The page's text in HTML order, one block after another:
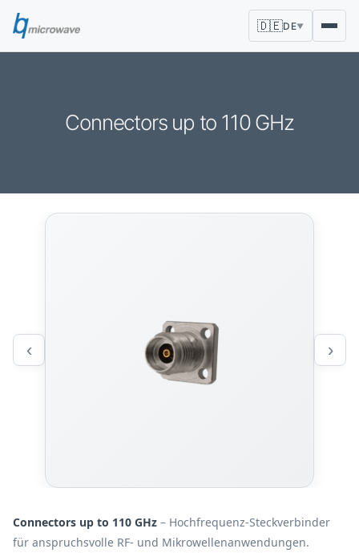
🇩🇪DE▼
Connectors up to 110 GHz
Connectors up to 110 GHz – Hochfrequenz-Steckverbinder
für anspruchsvolle RF- und Mikrowellenanwendungen.
‹ ›